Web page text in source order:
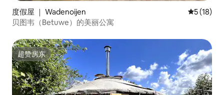
度假屋 ｜ Wadenoijen 平均评分
5 (18)
贝图韦（Betuwe）的美丽公寓
超赞房东
超赞房东